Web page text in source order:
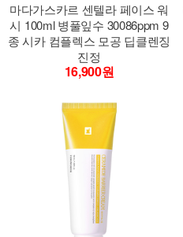
마다가스카르 센텔라 페이스 워
시 100ml 병풀잎수 30086ppm 9
종 시카 컴플렉스 모공 딥클렌징
진정
16,900원